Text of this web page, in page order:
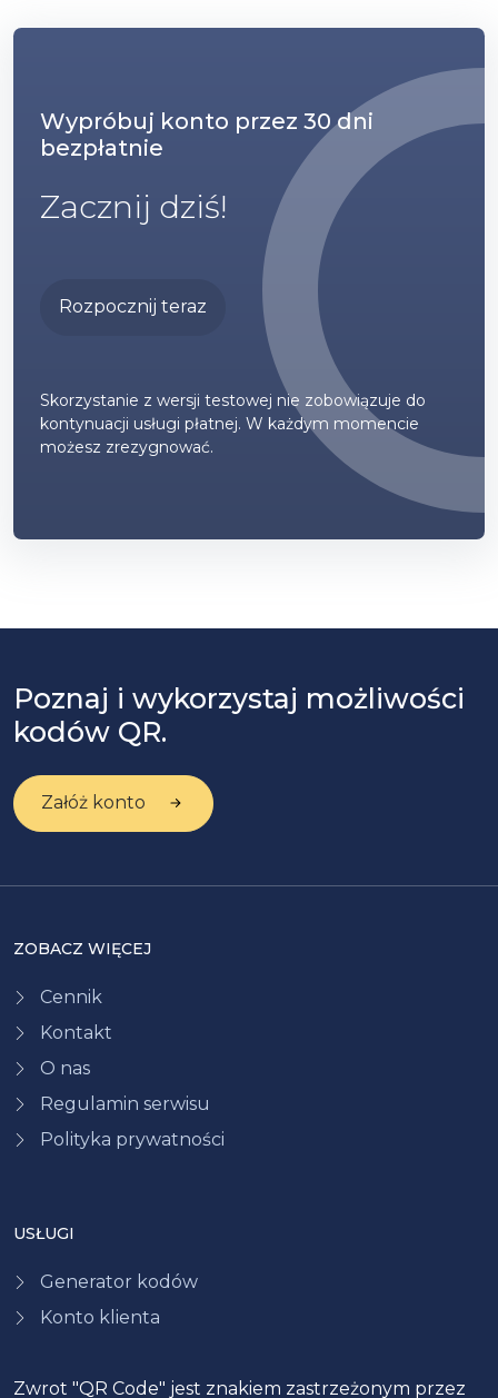
Wypróbuj konto przez 30 dni
bezpłatnie
Zacznij dziś!
Rozpocznij teraz
Skorzystanie z wersji testowej nie zobowiązuje do
kontynuacji usługi płatnej. W każdym momencie
możesz zrezygnować.
Poznaj i wykorzystaj możliwości
kodów QR.
Załóż konto
USŁUGI
Generator kodów
Konto klienta
Zwrot "QR Code" jest znakiem zastrzeżonym przez
ZOBACZ WIĘCEJ
Cennik
Kontakt
O nas
Regulamin serwisu
Polityka prywatności